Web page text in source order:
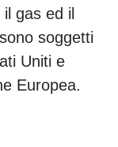
gas ed il
soggetti
Uniti e
Europea.